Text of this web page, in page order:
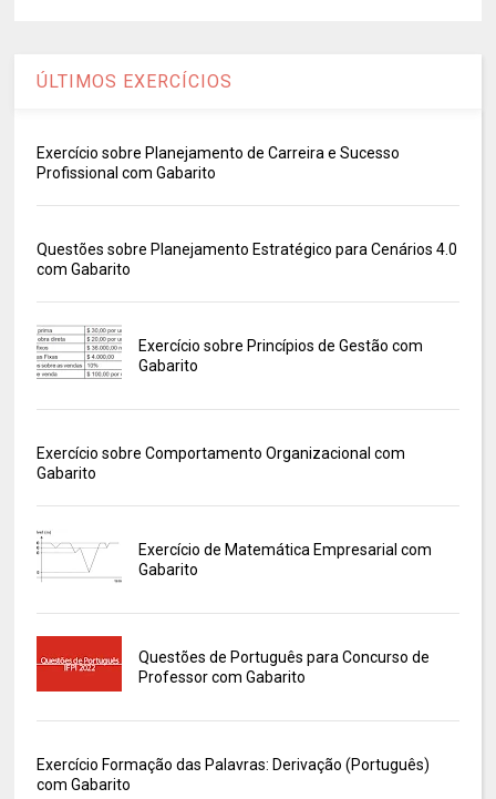
ÚLTIMOS EXERCÍCIOS
Exercício sobre Planejamento de Carreira e Sucesso
Profissional com Gabarito
Questões sobre Planejamento Estratégico para Cenários 4.0
com Gabarito
Exercício sobre Princípios de Gestão com
Gabarito
Exercício sobre Comportamento Organizacional com
Gabarito
Exercício de Matemática Empresarial com
Gabarito
Questões de Português para Concurso de
Professor com Gabarito
Exercício Formação das Palavras: Derivação (Português)
com Gabarito